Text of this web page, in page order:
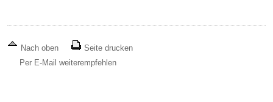
Nach oben
Seite drucken
Per E-Mail weiterempfehlen